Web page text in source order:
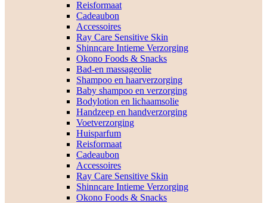
Reisformaat
Cadeaubon
Accessoires
Ray Care Sensitive Skin
Shinncare Intieme Verzorging
Okono Foods & Snacks
Bad-en massageolie
Shampoo en haarverzorging
Baby shampoo en verzorging
Bodylotion en lichaamsolie
Handzeep en handverzorging
Voetverzorging
Huisparfum
Reisformaat
Cadeaubon
Accessoires
Ray Care Sensitive Skin
Shinncare Intieme Verzorging
Okono Foods & Snacks